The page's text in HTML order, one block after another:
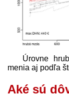
Úrovne
menia aj podľa
Aké sú